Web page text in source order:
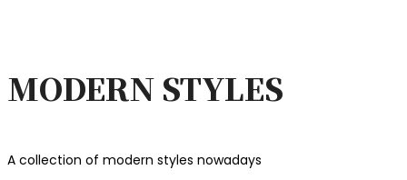
MODERN STYLES
A collection of modern styles nowadays